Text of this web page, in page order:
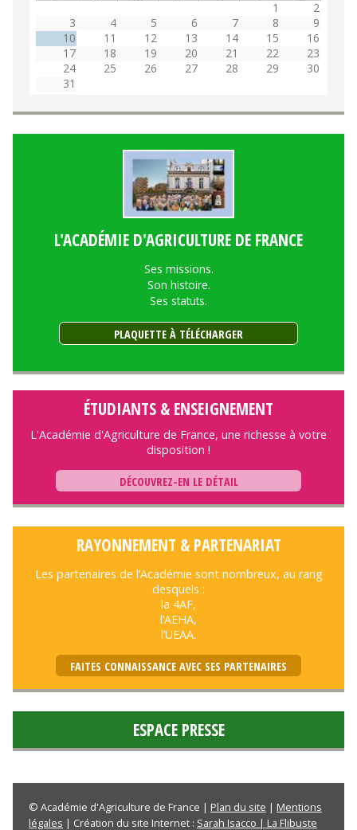
1
2
3
4 5 6 7 8
9
10
11 12 13 14 15
16
17
18 19 20 21 22
23
24
25 26 27 28 29
30
31
L'ACADÉMIE D'AGRICULTURE DE FRANCE
Ses missions.
Son histoire.
Ses statuts.
PLAQUETTE À TÉLÉCHARGER
ÉTUDIANTS & ENSEIGNEMENT
L'Académie d'Agriculture de France, une richesse à votre
disposition !
DÉCOUVREZ-EN LE DÉTAIL
RAYONNEMENT & PARTENARIAT
Les partenaires de l’Académie sont nombreux, au rang
desquels :
la 4AF,
l’AEHA,
l’UEAA.
FAITES CONNAISSANCE AVEC SES PARTENAIRES
ESPACE PRESSE
© Académie d'Agriculture de France | Plan du site | Mentions
légales | Création du site Internet : Sarah Isacco | La Flibuste